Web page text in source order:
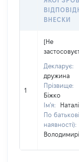
ВНЕСКИ
1
[Не
Декларує:
дружина
Прізвище:
Біжко
Ім'я:
По
наявності):